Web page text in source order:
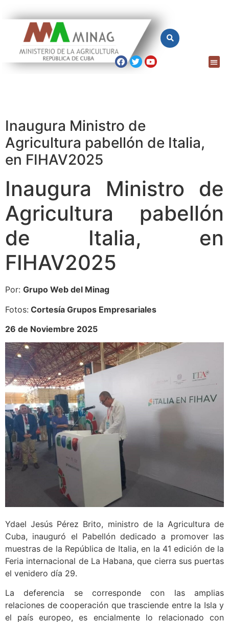
Inaugura Ministro de
Agricultura pabellón de Italia,
en FIHAV2025
Inaugura Ministro de
Agricultura pabellón
de Italia, en
FIHAV2025
Por: Grupo Web del Minag
Fotos: Cortesía Grupos Empresariales
26 de Noviembre 2025
Ydael Jesús Pérez Brito, ministro de la Agricultura de
Cuba, inauguró el Pabellón dedicado a promover las
muestras de la República de Italia, en la 41 edición de la
Feria internacional de La Habana, que cierra sus puertas
el venidero día 29.
La deferencia se corresponde con las amplias
relaciones de cooperación que trasciende entre la Isla y
el país europeo, es encialmente lo relacionado con